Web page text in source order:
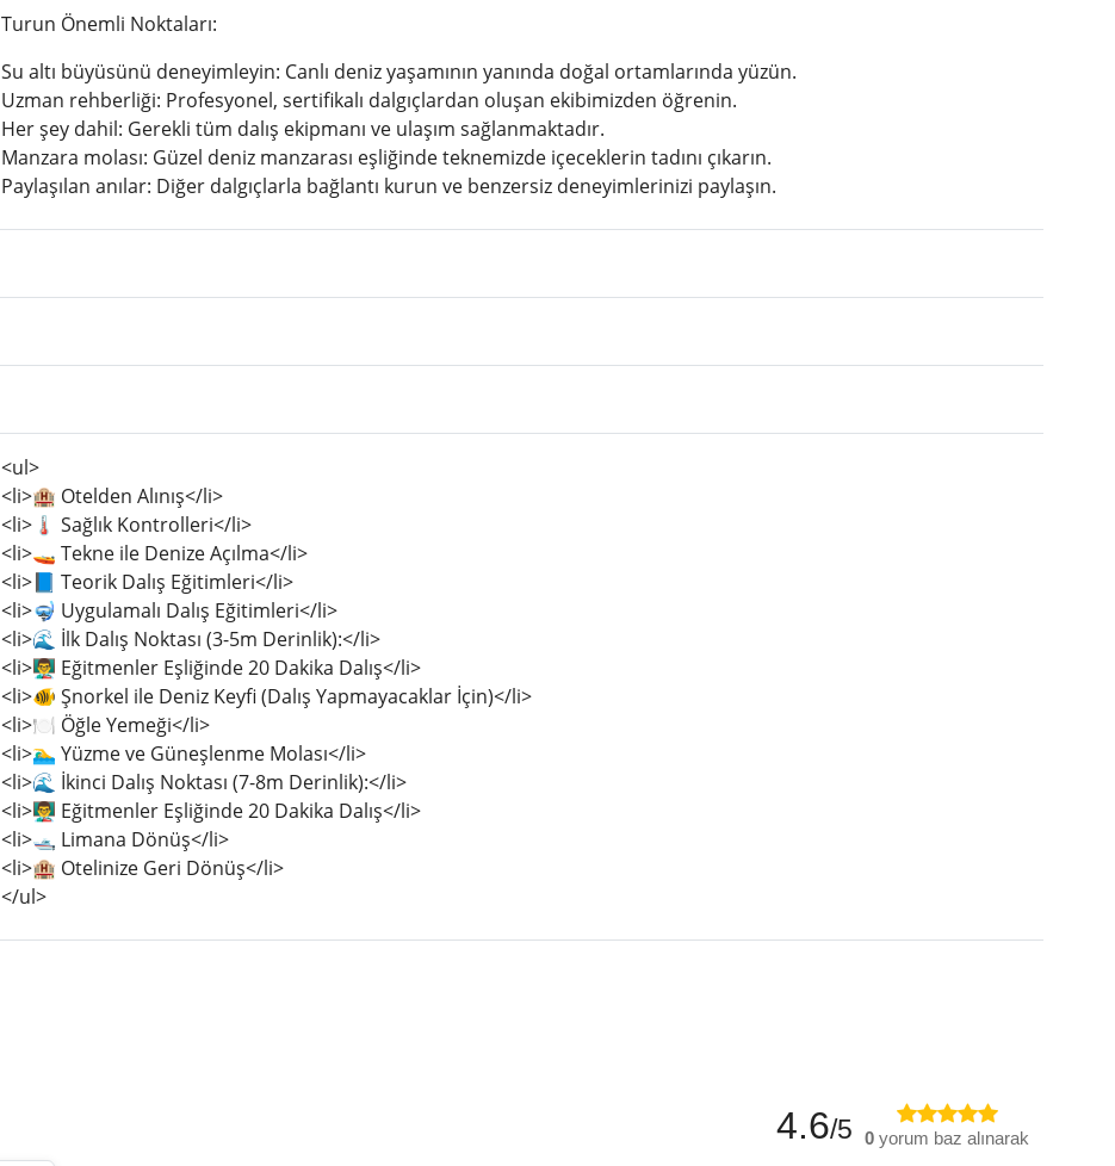
Turun Önemli Noktaları:
Su altı büyüsünü deneyimleyin: Canlı deniz yaşamının yanında doğal ortamlarında yüzün.
Uzman rehberliği: Profesyonel, sertifikalı dalgıçlardan oluşan ekibimizden öğrenin.
Her şey dahil: Gerekli tüm dalış ekipmanı ve ulaşım sağlanmaktadır.
Manzara molası: Güzel deniz manzarası eşliğinde teknemizde içeceklerin tadını çıkarın.
Paylaşılan anılar: Diğer dalgıçlarla bağlantı kurun ve benzersiz deneyimlerinizi paylaşın.
<ul>
<li>🏨 Otelden Alınış</li>
<li>🌡️ Sağlık Kontrolleri</li>
<li>🚤 Tekne ile Denize Açılma</li>
<li>📘 Teorik Dalış Eğitimleri</li>
<li>🤿 Uygulamalı Dalış Eğitimleri</li>
<li>🌊 İlk Dalış Noktası (3-5m Derinlik):</li>
<li>👨‍🏫 Eğitmenler Eşliğinde 20 Dakika Dalış</li>
<li>🐠 Şnorkel ile Deniz Keyfi (Dalış Yapmayacaklar İçin)</li>
<li>🍽️ Öğle Yemeği</li>
<li>🏊‍♂️ Yüzme ve Güneşlenme Molası</li>
<li>🌊 İkinci Dalış Noktası (7-8m Derinlik):</li>
<li>👨‍🏫 Eğitmenler Eşliğinde 20 Dakika Dalış</li>
<li>🛥️ Limana Dönüş</li>
<li>🏨 Otelinize Geri Dönüş</li>
</ul>
4.6/5 0 yorum baz alınarak